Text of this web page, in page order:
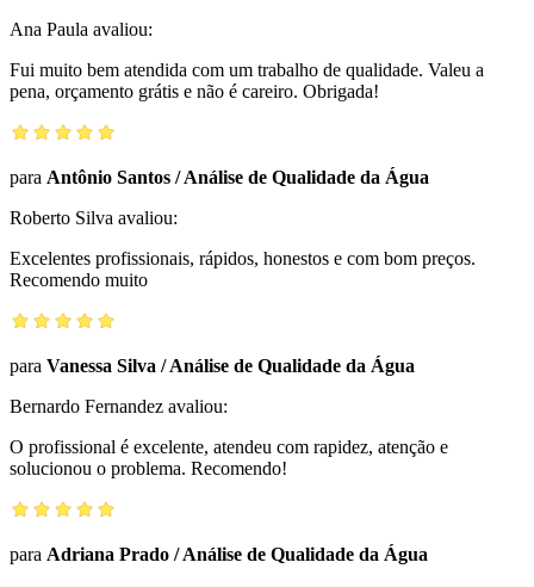
Ana Paula avaliou:
Fui muito bem atendida com um trabalho de qualidade. Valeu a
pena, orçamento grátis e não é careiro. Obrigada!
para Antônio Santos /Análise de Qualidade da Água
Roberto Silva avaliou:
Excelentes profissionais, rápidos, honestos e com bom preços.
Recomendo muito
para Vanessa Silva /Análise de Qualidade da Água
Bernardo Fernandez avaliou:
O profissional é excelente, atendeu com rapidez, atenção e
solucionou o problema. Recomendo!
para Adriana Prado /Análise de Qualidade da Água